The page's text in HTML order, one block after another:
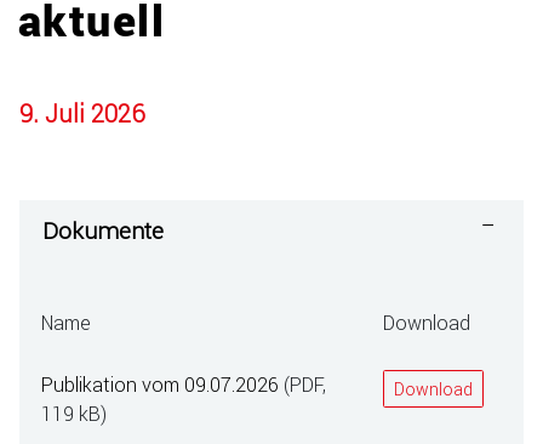
aktuell
9. Juli 2026
Zugehörige Objekte
Dokumente
Name Download
Publikation vom 09.07.2026 (PDF,
119 kB)
Download